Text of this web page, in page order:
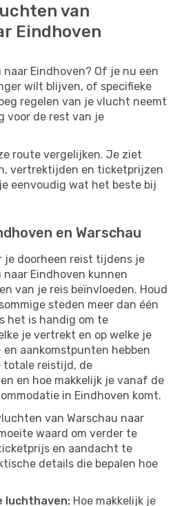
van
Eindhoven
naar Eindhoven? Of je nu een
wilt blijven, of specifieke
regelen van je vlucht neemt
voor de rest van je
route vergelijken. Je ziet
vertrektijden en ticketprijzen
eenvoudig wat het beste bij
en Warschau
je doorheen reist tijdens je
Eindhoven kunnen
van je reis beïnvloeden. Houd
steden meer dan één
het is handig om te
je vertrekt en op welke je
en aankomstpunten hebben
totale reistijd, de
en hoe makkelijk je vanaf de
in Eindhoven komt.
van Warschau naar
waard om verder te
en aandacht te
details die bepalen hoe
luchthaven: Hoe makkelijk je